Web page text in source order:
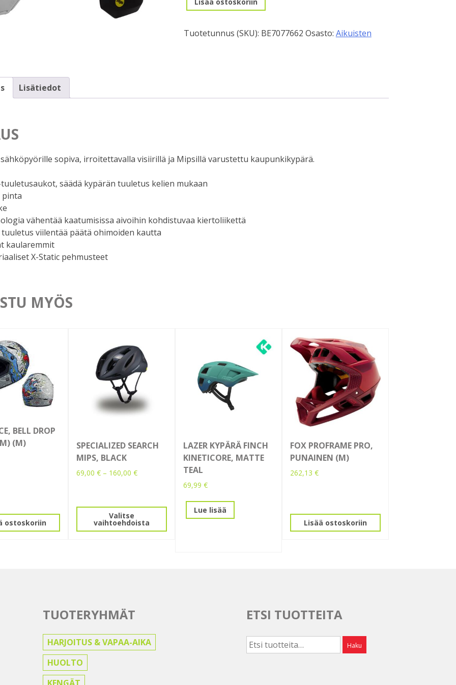
Annex
MIPS
määrä
Tuotetunnus (SKU): BE7077662 Osasto: Aikuisten
Lisätiedot
sopiva, irroitettavalla visiirillä ja Mipsillä varustettu kaupunkikypärä.
säädä kypärän tuuletus kelien mukaan
pinta
vähentää kaatumisissa aivoihin kohdistuvaa kiertoliikettä
viilentää päätä ohimoiden kautta
kaularemmit
X-Static pehmusteet
MYÖS
BELL DROP
(M)
ostoskoriin
SPECIALIZED SEARCH
MIPS, BLACK
69,00 € – 160,00 €Hintaluokka:
Valitse
vaihtoehdoista
useampi
LAZER KYPÄRÄ FINCH
KINETICORE, MATTE
TEAL
69,99 €
Lue lisää
FOX PROFRAME PRO,
PUNAINEN (M)
262,13 €
Lisää ostoskoriin
TUOTERYHMÄT
HARJOITUS & VAPAA-AIKA
HUOLTO
ETSI TUOTTEITA
Etsi: Haku